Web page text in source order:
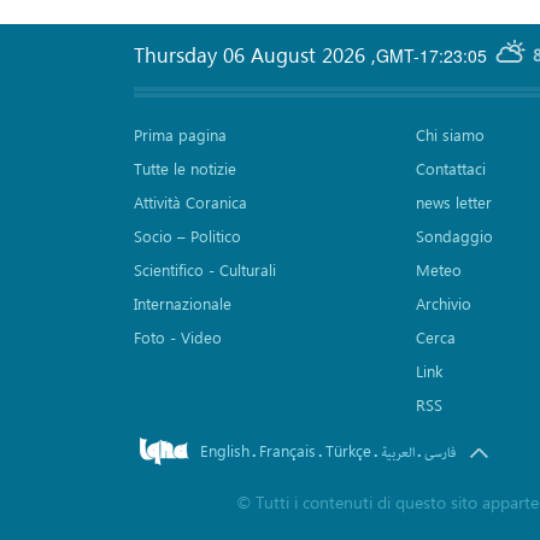
GMT-17:23:05
Thursday 06 August 2026 ,
Prima pagina
Tutte le notizie
Attività Coranica
Socio – Politico
Scientifico - Culturali
Internazionale
Foto - Video
Chi siamo
Contattaci
news letter
Sondaggio
Meteo
Archivio
Cerca
Link
RSS
English. Français.Türkçe. العربیة.فارسی
© Tutti i contenuti di questo sito